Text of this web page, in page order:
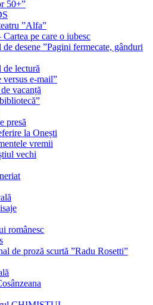
50+”
”Alfa”
Cartea pe care o iubesc
desene ”Pagini fermecate, gânduri
de lectură
versus e-mail”
vacanță
presă
la Onești
vremii
vechi
românesc
de proză scurtă ”Radu Rosetti”